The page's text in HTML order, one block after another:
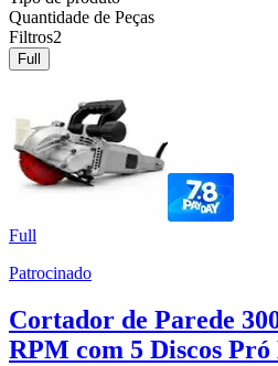
Quantidade de Peças
Filtros2
Full
Full
Patrocinado
Cortador de Parede
RPM com 5 Discos